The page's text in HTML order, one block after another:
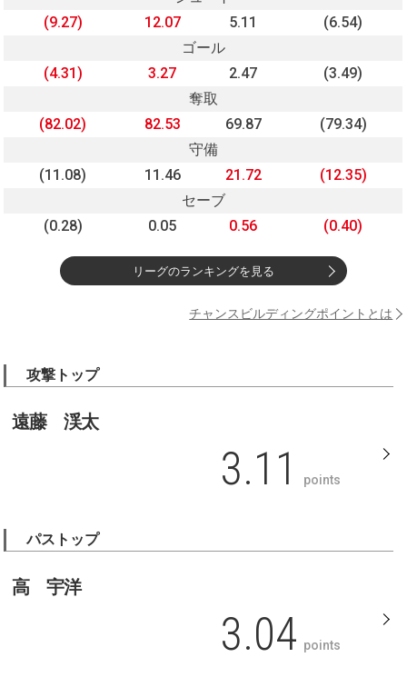
(9.27)
12.07 5.11
(6.54)
ゴール
(4.31)
3.27 2.47
(3.49)
奪取
(82.02)
82.53 69.87
(79.34)
守備
(11.08)
11.46 21.72
(12.35)
セーブ
(0.28)
0.05 0.56 (0.40)
リーグのランキングを見る
チャンスビルディングポイントとは
攻撃トップ
遠藤 渓太
3.11 points
パストップ
高 宇洋
3.04 points